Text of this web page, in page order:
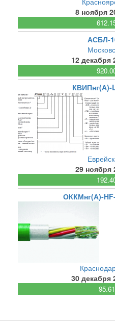
8 ноября
АСБЛ-
12 декабря
КВИПнг(А)-
29 ноября
ОККМнг(А)-
30 декабря